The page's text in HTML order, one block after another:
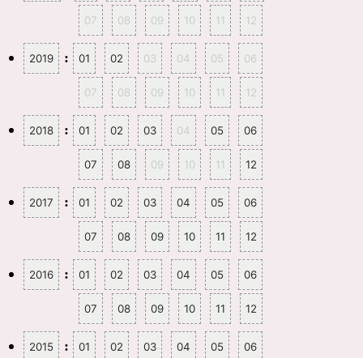
で
開
き
ま
く
だ
さ
い
(
新
し
い
ウ
ィ
ン
ド
ウ
で
開
き
ま
す
)
07 08 09 10 11 12
2019 : 01 02 03 04 05 06
07 08 09 10 11 12
2018 : 01 02 03 04 05 06
07 08 09 10 11 12
2017 : 01 02 03 04 05 06
07 08 09 10 11 12
2016 : 01 02 03 04 05 06
07 08 09 10 11 12
2015 : 01 02 03 04 05 06